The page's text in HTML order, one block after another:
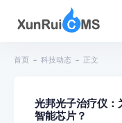
首页 科技动态 正文
光邦光子治疗仪：
智能芯片？